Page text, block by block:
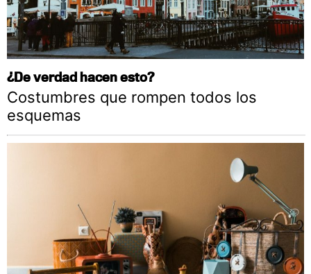
¿De verdad hacen esto?
Costumbres que rompen todos los
esquemas